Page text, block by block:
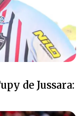
de Jussara: